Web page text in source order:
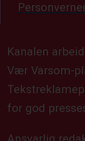
Kanalen
Vær Varsom-
for god
Ansvarlig